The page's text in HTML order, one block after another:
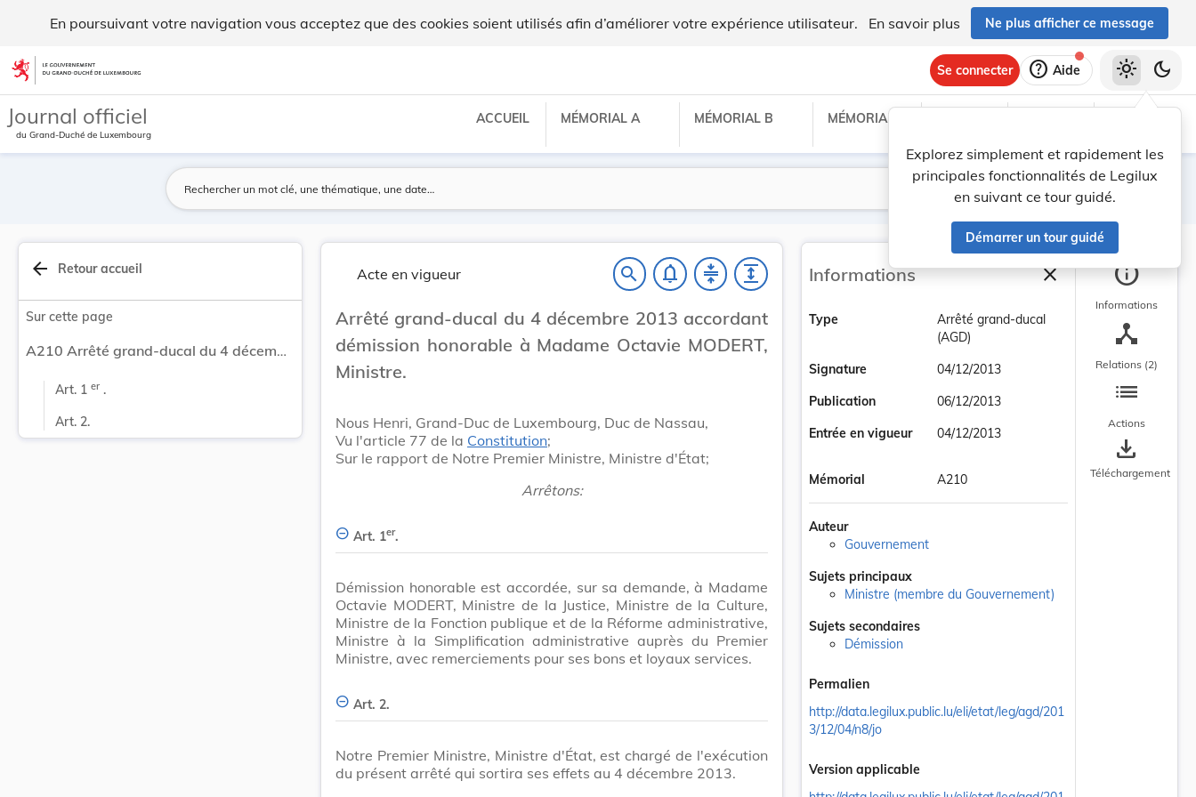
En poursuivant votre navigation vous acceptez que des cookies soient utilisés afin d’améliorer votre expérience utilisateur. En savoir plus Ne plus afficher ce message
Aller au contenu
Se connecter help Aide
Explorez simplement et rapidement les
principales fonctionnalités de Legilux
en suivant ce tour guidé.
Démarrer un tour guidé
light_mode dark_mode
Journal officiel
du Grand-Duché de Luxembourg
ACCUEIL MÉMORIAL A MÉMORIAL B MÉMORIAL C
Lancer la recherche
Filtres
arrow_back Retour accueil
Sur cette page
A210 Arrêté grand-ducal du 4 décembre 2013 accordant démission honorable à Madame Octavie MODERT, Ministre.
Art. 1 er .
Art. 2.
Acte en vigueur search notifications_none compress expand
Arrêté grand-ducal du 4 décembre 2013 accordant
démission honorable à Madame Octavie MODERT,
Ministre.
Nous Henri, Grand-Duc de Luxembourg, Duc de Nassau,
Vu l'article 77 de la Constitution;
Sur le rapport de Notre Premier Ministre, Ministre d'État;
Arrêtons:
Art. 1er.
Démission honorable est accordée, sur sa demande, à Madame
Octavie MODERT, Ministre de la Justice, Ministre de la Culture,
Ministre de la Fonction publique et de la Réforme administrative,
Ministre à la Simplification administrative auprès du Premier
Ministre, avec remerciements pour ses bons et loyaux services.
Art. 2.
Notre Premier Ministre, Ministre d'État, est chargé de l'exécution
du présent arrêté qui sortira ses effets au 4 décembre 2013.
Informations closeFermer la barre
Type
Arrêté grand-ducal
(AGD)
Signature
04/12/2013
Publication
06/12/2013
Entrée en vigueur
04/12/2013
Mémorial A210
Auteur
Gouvernement
Sujets principaux
Ministre (membre du Gouvernement)
Sujets secondaires
Démission
Permalien
http://data.legilux.public.lu/eli/etat/leg/agd/201
3/12/04/n8/jo
Version applicable
info
Informations
device_hub
Relations (2)
list
Actions
save_alt
Téléchargement